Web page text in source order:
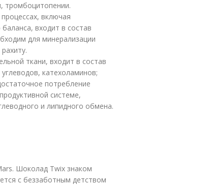
тромбоцитопении.
включая
входит в состав
для минерализации
ткани, входит в состав
катехоламинов;
потребление
системе,
и липидного обмена.
Шоколад Twix знаком
с беззаботным детством